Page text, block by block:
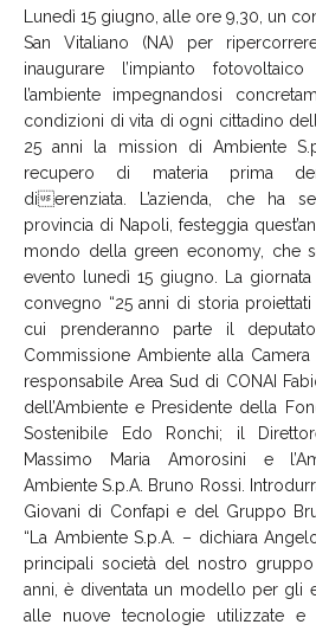
Lunedì 15 giugno, alle ore 9,30, un
San Vitaliano (NA) per
inaugurare l’impianto
l’ambiente impegnandosi
condizioni di vita di ogni cittadino
25 anni la mission di Ambiente
recupero di materia prima
dierenziata. L’azienda, che ha
provincia di Napoli, festeggia
mondo della green economy, che
evento lunedì 15 giugno. La
convegno “25 anni di storia
cui prenderanno parte il
Commissione Ambiente alla
responsabile Area Sud di CONAI
dell’Ambiente e Presidente della
Sostenibile Edo Ronchi; il
Massimo Maria Amorosini e
Ambiente S.p.A. Bruno Rossi.
Giovani di Confapi e del Gruppo
“La Ambiente S.p.A. – dichiara
principali società del nostro
anni, è diventata un modello per gli
alle nuove tecnologie utilizzate e